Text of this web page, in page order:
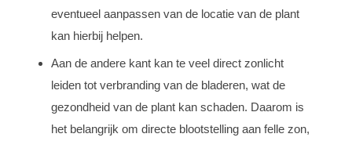
eventueel aanpassen van de locatie van de plant
kan hierbij helpen.
Aan de andere kant kan te veel direct zonlicht
leiden tot verbranding van de bladeren, wat de
gezondheid van de plant kan schaden. Daarom is
het belangrijk om directe blootstelling aan felle zon,